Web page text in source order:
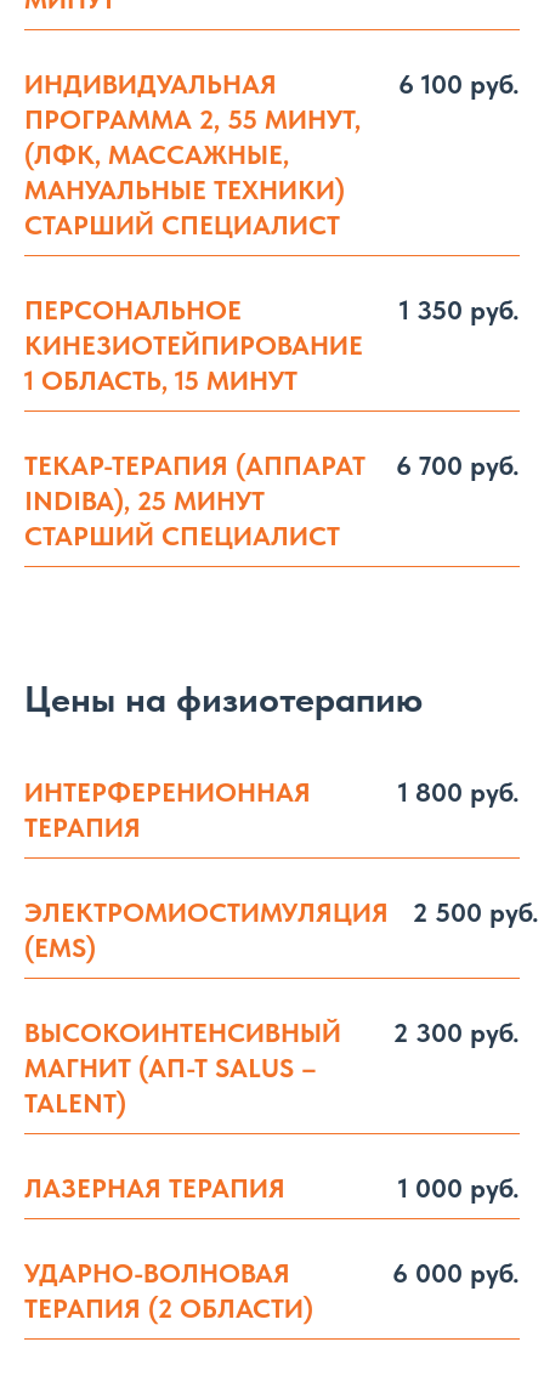
ИНДИВИДУАЛЬНАЯ
ПРОГРАММА 2, 55 МИНУТ,
(ЛФК, МАССАЖНЫЕ,
МАНУАЛЬНЫЕ ТЕХНИКИ)
СТАРШИЙ СПЕЦИАЛИСТ
6 100 руб.
ПЕРСОНАЛЬНОЕ
КИНЕЗИОТЕЙПИРОВАНИЕ
1 ОБЛАСТЬ, 15 МИНУТ
1 350 руб.
ТЕКАР-ТЕРАПИЯ (АППАРАТ
INDIBA), 25 МИНУТ
СТАРШИЙ СПЕЦИАЛИСТ
6 700 руб.
Цены на физиотерапию
ИНТЕРФЕРЕНИОННАЯ
ТЕРАПИЯ
1 800 руб.
ЭЛЕКТРОМИОСТИМУЛЯЦИЯ
(EMS)
2 500 руб.
ВЫСОКОИНТЕНСИВНЫЙ
МАГНИТ (АП-Т SALUS –
TALENT)
2 300 руб.
ЛАЗЕРНАЯ ТЕРАПИЯ 1 000 руб.
УДАРНО-ВОЛНОВАЯ
ТЕРАПИЯ (2 ОБЛАСТИ)
6 000 руб.